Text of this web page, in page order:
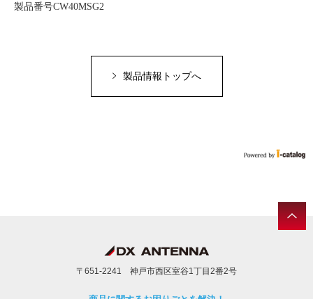
製品番号CW40MSG2
製品情報トップへ
〒651-2241 神戸市西区室谷1丁目2番2号